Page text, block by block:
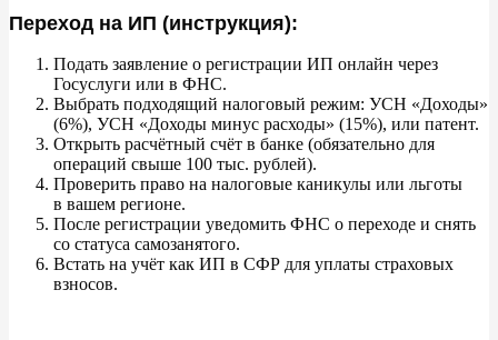
Переход на ИП (инструкция):
Подать заявление о регистрации ИП онлайн через
Госуслуги или в ФНС.
Выбрать подходящий налоговый режим: УСН «Доходы»
(6%), УСН «Доходы минус расходы» (15%), или патент.
Открыть расчётный счёт в банке (обязательно для
операций свыше 100 тыс. рублей).
Проверить право на налоговые каникулы или льготы
в вашем регионе.
После регистрации уведомить ФНС о переходе и снять
со статуса самозанятого.
Встать на учёт как ИП в СФР для уплаты страховых
взносов.